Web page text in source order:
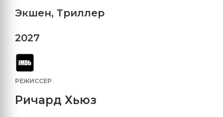
Экшен, Триллер
2027
РЕЖИССЕР
Ричард Хьюз